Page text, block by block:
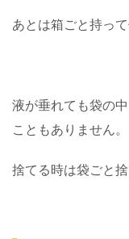
あとは箱ごと持っ
液が垂れても袋の
こともありません。
捨てる時は袋ごと